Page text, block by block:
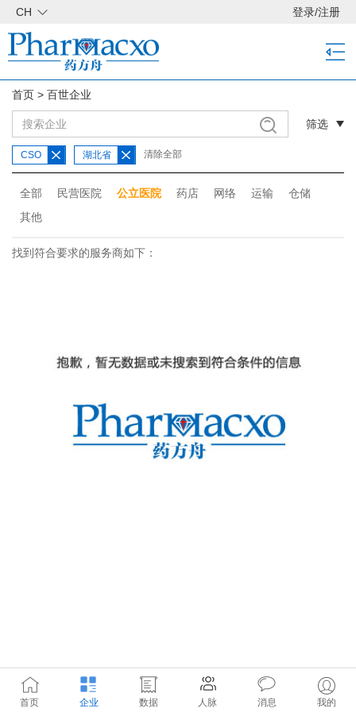
CH 登录/注册
首页 > 百世企业
筛选
CSO 湖北省 清除全部
全部 民营医院 公立医院 药店 网络 运输
仓储
其他
找到符合要求的服务商如下：
首页 企业 数据 人脉 消息 我的